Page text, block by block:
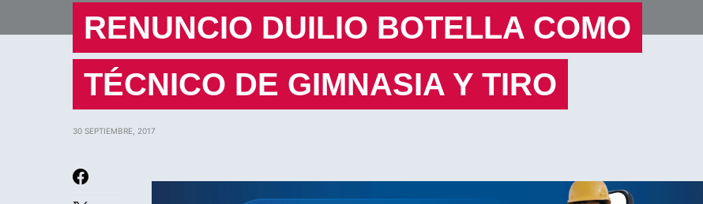
RENUNCIO DUILIO BOTELLA COMO
TÉCNICO DE GIMNASIA Y TIRO
30 SEPTIEMBRE, 2017